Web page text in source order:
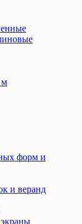
м
форм и
и веранд